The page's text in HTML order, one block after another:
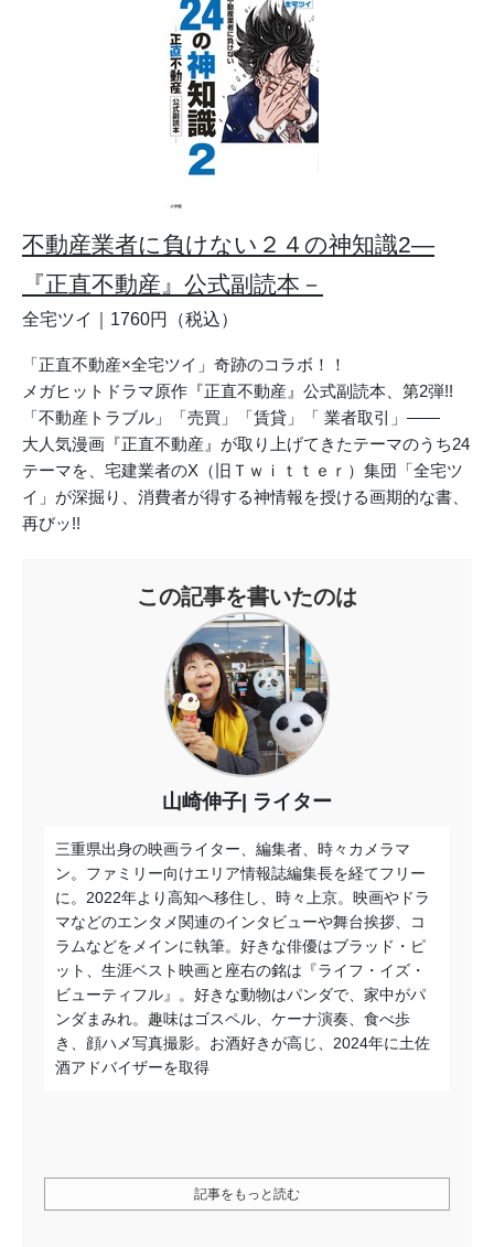
不動産業者に負けない２４の神知識2―
『正直不動産』公式副読本－
全宅ツイ｜1760円（税込）
「正直不動産×全宅ツイ」奇跡のコラボ！！
メガヒットドラマ原作『正直不動産』公式副読本、第2弾!!
「不動産トラブル」「売買」「賃貸」「 業者取引」――
大人気漫画『正直不動産』が取り上げてきたテーマのうち24
テーマを、宅建業者のX（旧Ｔｗｉｔｔｅｒ）集団「全宅ツ
イ」が深掘り、消費者が得する神情報を授ける画期的な書、
再びッ!!
この記事を書いたのは
山崎伸子 ライター
三重県出身の映画ライター、編集者、時々カメラマ
ン。ファミリー向けエリア情報誌編集長を経てフリー
に。2022年より高知へ移住し、時々上京。映画やドラ
マなどのエンタメ関連のインタビューや舞台挨拶、コ
ラムなどをメインに執筆。好きな俳優はブラッド・ピ
ット、生涯ベスト映画と座右の銘は『ライフ・イズ・
ビューティフル』。好きな動物はパンダで、家中がパ
ンダまみれ。趣味はゴスペル、ケーナ演奏、食べ歩
き、顔ハメ写真撮影。お酒好きが高じ、2024年に土佐
酒アドバイザーを取得
記事をもっと読む